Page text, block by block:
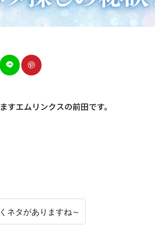
エムリンクスの前田です。
ネタがありますね～